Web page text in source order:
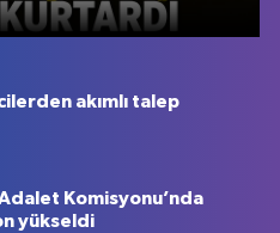
akımlı talep
Komisyonu’nda
yükseldi